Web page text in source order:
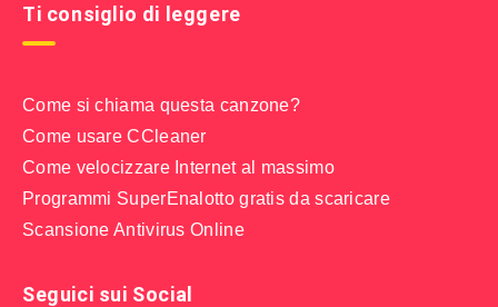
Ti consiglio di leggere
Come si chiama questa canzone?
Come usare CCleaner
Come velocizzare Internet al massimo
Programmi SuperEnalotto gratis da scaricare
Scansione Antivirus Online
Seguici sui Social